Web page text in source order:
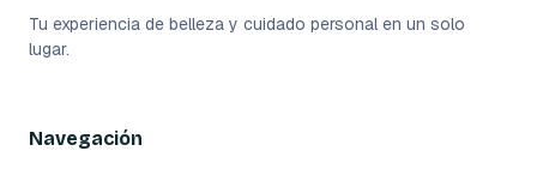
Tu experiencia de belleza y cuidado personal en un solo
lugar.
Navegación